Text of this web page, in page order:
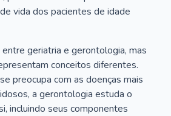
vida dos pacientes de idade
entre geriatria e gerontologia, mas
conceitos diferentes.
preocupa com as doenças mais
a gerontologia estuda o
incluindo seus componentes